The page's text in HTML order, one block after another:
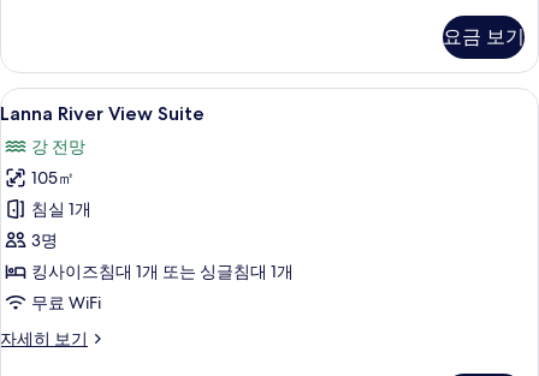
자
세
히
기
요금 보기
Lanna
River
View
Suite
사
진
모
두
보
Lanna River View Suite | 고급 침구,
6
Lanna River View Suite
강 전망
105㎡
침실 1개
3명
킹사이즈침대 1개 또는 싱글침대 1개
무료 WiFi
자세히 보기
Lanna